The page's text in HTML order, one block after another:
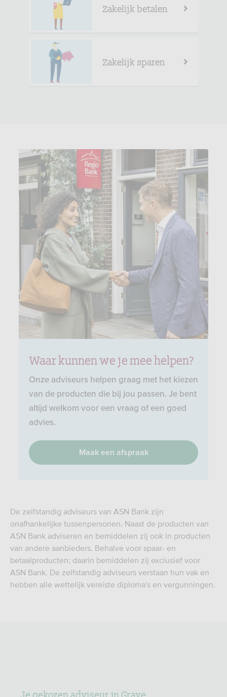
Zakelijk betalen
Zakelijk sparen
Waar kunnen we je mee helpen?
Onze adviseurs helpen graag met het kiezen
van de producten die bij jou passen. Je bent
altijd welkom voor een vraag of een goed
advies.
Maak een afspraak
De zelfstandig adviseurs van ASN Bank zijn
onafhankelijke tussenpersonen. Naast de producten van
ASN Bank adviseren en bemiddelen zij ook in producten
van andere aanbieders. Behalve voor spaar- en
betaalproducten; daarin bemiddelen zij exclusief voor
ASN Bank. De zelfstandig adviseurs verstaan hun vak en
hebben alle wettelijk vereiste diploma's en vergunningen.
Je gekozen adviseur in Grave